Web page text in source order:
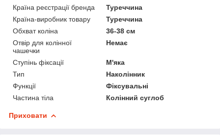
Країна реєстрації бренда
Туреччина
Країна-виробник товару
Туреччина
Обхват коліна
36-38 см
Отвір для колінної
чашечки
Немає
Ступінь фіксації
М'яка
Тип
Наколінник
Функції
Фіксувальні
Частина тіла
Колінний суглоб
Приховати